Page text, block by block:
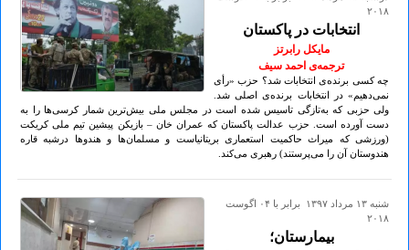
۲۰۱۸
انتخابات در پاکستان
مایکل رابرتز
ترجمه‌ی احمد سیف
چه کسی برنده‌ی انتخابات شد؟ حزب «رأی
نمی‌دهیم» در انتخابات برنده‌ی اصلی شد.
ولی حزبی که به‌تازگی تاسیس شده است در مجلس ملی بیش‌ترین شمار کرسی‌ها را به
دست آورده است. حزب عدالت پاکستان که عمران خان – بازیکن پیشین تیم ملی کریکت
(ورزشی که میراث حاکمیت استعماری بریتانیاست و مسلمان‌ها و هندوها درشبه قاره
هندوستان آن را می‌پرستند) رهبری می‌کند.
شنبه ۱۳ مرداد ۱۳۹۷ برابر با ۰۴ اگوست
۲۰۱۸
بیمارستان؛